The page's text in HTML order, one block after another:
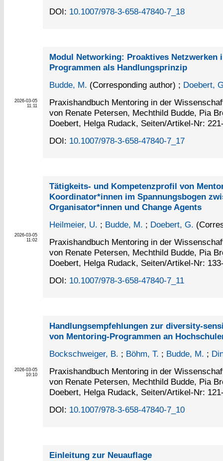
DOI: 10.1007/978-3-658-47840-7_18
2026-03-05
11:11
Modul Networking: Proaktives Netzwerken
Programmen als Handlungsprinzip
Budde, M. (Corresponding author) ; Doebert,
Praxishandbuch Mentoring in der
von Renate Petersen, Mechthild Budde, Pia
Doebert, Helga Rudack, Seiten/Artikel-Nr:
DOI: 10.1007/978-3-658-47840-7_17
2026-03-05
11:02
Tätigkeits- und Kompetenzprofil von
Koordinator*innen im Spannungsbogen
Organisator*innen und Change Agents
Heilmeier, U. ; Budde, M. ; Doebert, G.
Praxishandbuch Mentoring in der
von Renate Petersen, Mechthild Budde, Pia
Doebert, Helga Rudack, Seiten/Artikel-Nr:
DOI: 10.1007/978-3-658-47840-7_11
2026-03-05
10:10
Handlungsempfehlungen zur diversity-
von Mentoring-Programmen an
Bockschweiger, B. ; Böhm, T. ; Budde, M. ;
Praxishandbuch Mentoring in der
von Renate Petersen, Mechthild Budde, Pia
Doebert, Helga Rudack, Seiten/Artikel-Nr:
DOI: 10.1007/978-3-658-47840-7_10
Einleitung zur Neuauflage